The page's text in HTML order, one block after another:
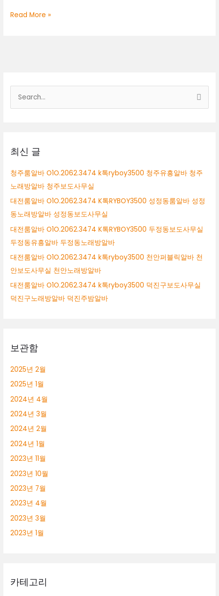
대
톡
ryboy3500
성
성
바
성
남
시
바
알
바
성
시
투
잡
바
Read More »
최신 글
청주룸알바 O1O.2062.3474 k톡ryboy3500 청주유흥알바 청주
노래방알바 청주보도사무실
대전룸알바 O1O.2062.3474 K톡RYBOY3500 성정동룸알바 성정
동노래방알바 성정동보도사무실
대전룸알바 O1O.2062.3474 K톡RYBOY3500 두정동보도사무실
두정동유흥알바 두정동노래방알바
대전룸알바 O1O.2062.3474 k톡ryboy3500 천안퍼블릭알바 천
안보도사무실 천안노래방알바
대전룸알바 O1O.2062.3474 k톡ryboy3500 덕진구보도사무실
덕진구노래방알바 덕진주밤알바
보관함
2025년 2월
2025년 1월
2024년 4월
2024년 3월
2024년 2월
2024년 1월
2023년 11월
2023년 10월
2023년 7월
2023년 4월
2023년 3월
2023년 1월
카테고리